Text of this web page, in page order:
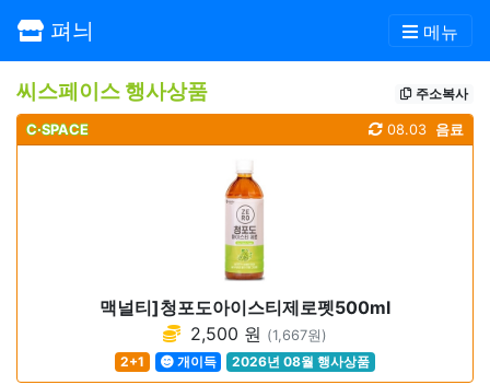
펴늬 메뉴
씨스페이스 행사상품 주소복사
C·SPACE 음료
08.03
맥널티]청포도아이스티제로펫500ml
2,500 원 (1,667원)
2+1
개이득 2026년 08월 행사상품